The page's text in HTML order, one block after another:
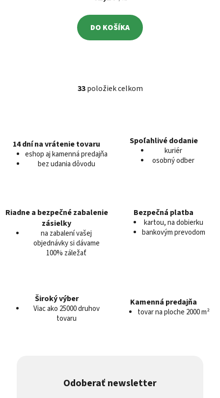
DO KOŠÍKA
O
33položiek celkom
14 dní na vrátenie tovaru
eshop aj kamenná predajňa
bez udania dôvodu
Spoľahlivé dodanie
kuriér
osobný odber
Riadne a bezpečné zabalenie
zásielky
na zabalení vašej
objednávky si dávame
100% záležať
Bezpečná platba
kartou, na dobierku
bankovým prevodom
Široký výber
Viac ako 25000 druhov
tovaru
Kamenná predajňa
tovar na ploche 2000 m²
Odoberať newsletter